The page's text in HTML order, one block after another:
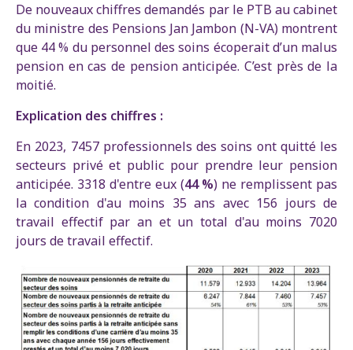
De nouveaux chiffres demandés par le PTB au cabinet
du ministre des Pensions Jan Jambon (N-VA) montrent
que 44 % du personnel des soins écoperait d’un malus
pension en cas de pension anticipée. C’est près de la
moitié.
Explication des chiffres :
En 2023, 7457 professionnels des soins ont quitté les
secteurs privé et public pour prendre leur pension
anticipée. 3318 d'entre eux (44 %) ne remplissent pas
la condition d'au moins 35 ans avec 156 jours de
travail effectif par an et un total d'au moins 7020
jours de travail effectif.